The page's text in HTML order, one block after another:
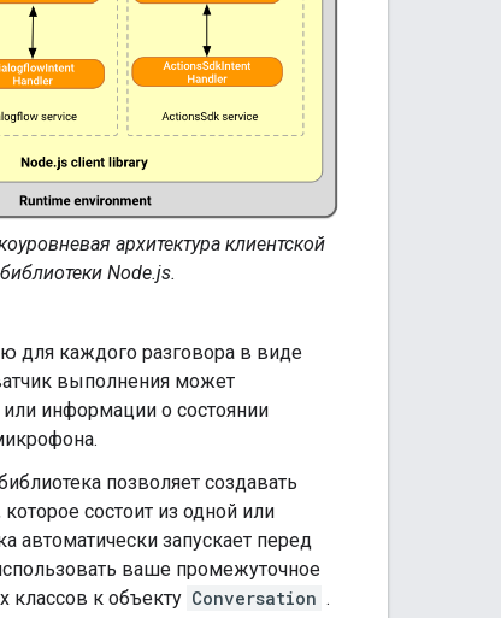
архитектура клиентской
библиотеки Node.js.
для каждого разговора в виде
выполнения может
информации о состоянии
позволяет создавать
состоит из одной или
автоматически запускает перед
ваше промежуточное
классов к объекту Conversation .